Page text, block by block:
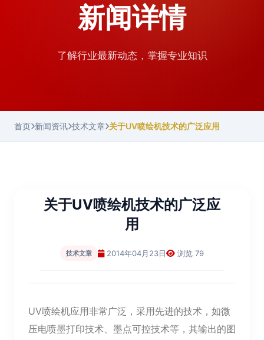
新闻详情
了解行业最新动态，掌握专业知识
首页 新闻资讯 技术文章 关于UV喷绘机技术的广泛应用
关于UV喷绘机技术的广泛应
用
技术文章 2014年04月23日 浏览 79
UV喷绘机应用非常广泛，采用先进的技术，如微
压电喷墨打印技术、墨点可控技术等，其输出的图